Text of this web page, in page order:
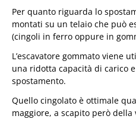
Per quanto riguarda lo
montati su un telaio che può
(cingoli in ferro oppure in
L’escavatore gommato viene
una ridotta capacità di carico
spostamento.
Quello cingolato è ottimale
maggiore, a scapito però